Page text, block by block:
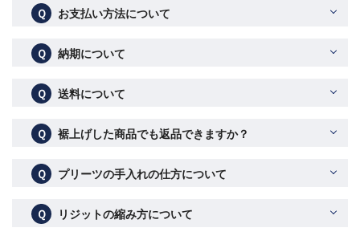
Ｑ お支払い方法について
Ｑ 納期について
Ｑ 送料について
Ｑ 裾上げした商品でも返品できますか？
Ｑ プリーツの手入れの仕方について
Ｑ リジットの縮み方について